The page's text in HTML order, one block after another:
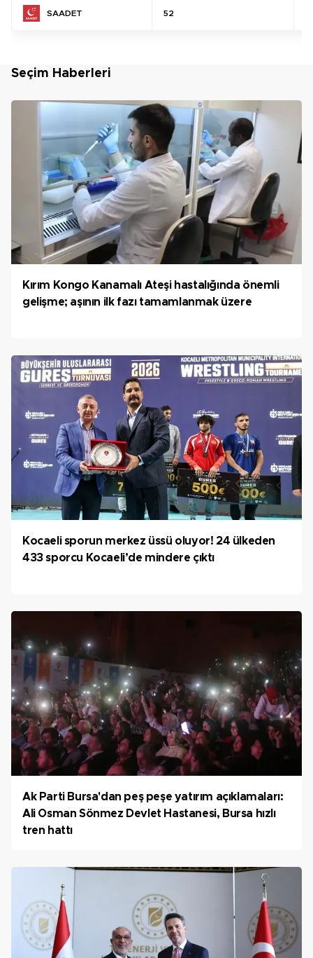
SAADET 52
Seçim Haberleri
Kırım Kongo Kanamalı Ateşi hastalığında önemli
gelişme; aşının ilk fazı tamamlanmak üzere
Kocaeli sporun merkez üssü oluyor! 24 ülkeden
433 sporcu Kocaeli’de mindere çıktı
Ak Parti Bursa'dan peş peşe yatırım açıklamaları:
Ali Osman Sönmez Devlet Hastanesi, Bursa hızlı
tren hattı